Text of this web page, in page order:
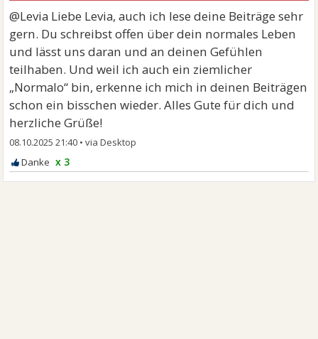
@Levia Liebe Levia, auch ich lese deine Beiträge sehr
gern. Du schreibst offen über dein normales Leben
und lässt uns daran und an deinen Gefühlen
teilhaben. Und weil ich auch ein ziemlicher
„Normalo“ bin, erkenne ich mich in deinen Beiträgen
schon ein bisschen wieder. Alles Gute für dich und
herzliche Grüße!
08.10.2025 21:40 •
x 3